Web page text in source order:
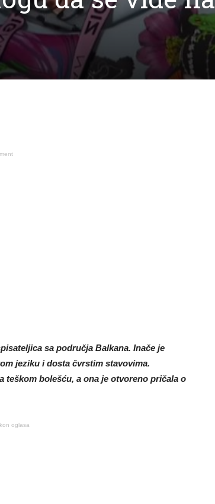
sa područja Balkana. Inače je
jeziku i dosta čvrstim stavovima.
teškom bolešću, a ona je otvoreno pričala o
oglasa